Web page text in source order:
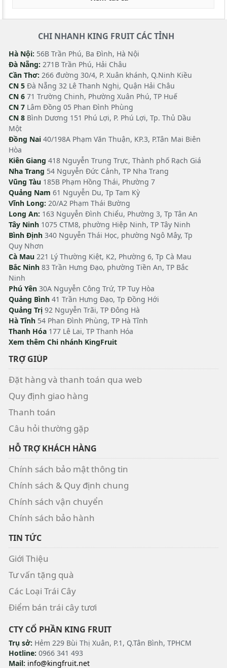
CHI NHANH KING FRUIT CÁC TỈNH
Hà Nội: 56B Trần Phú, Ba Đình, Hà Nội
Đà Nẵng: 271B Trần Phú, Hải Châu
Cần Thơ: 266 đường 30/4, P. Xuân khánh, Q.Ninh Kiều
CN 5 Đà Nẵng 32 Lê Thanh Nghị, Quận Hải Châu
CN 6 71 Trường Chinh, Phường Xuân Phú, TP Huế
CN 7 Lâm Đồng 05 Phan Đình Phùng
CN 8 Bình Dương 151 Phú Lợi, P. Phú Lợi, Tp. Thủ Dầu
Một
Đồng Nai 40/198A Phạm Văn Thuận, KP.3, P.Tân Mai Biên
Hòa
Kiên Giang 418 Nguyễn Trung Trực, Thành phố Rạch Giá
Nha Trang 54 Nguyễn Đức Cảnh, TP Nha Trang
Vũng Tàu 185B Phạm Hồng Thái, Phường 7
Quảng Nam 61 Nguyễn Du, Tp Tam Kỳ
Vĩnh Long: 20/A2 Phạm Thái Bường
Long An: 163 Nguyễn Đình Chiểu, Phường 3, Tp Tân An
Tây Ninh 1075 CTM8, phường Hiệp Ninh, TP Tây Ninh
Bình Định 340 Nguyễn Thái Học, phường Ngô Mây, Tp
Quy Nhơn
Cà Mau 221 Lý Thường Kiệt, K2, Phường 6, Tp Cà Mau
Bắc Ninh 83 Trần Hưng Đạo, phường Tiền An, TP Bắc
Ninh
Phú Yên 30A Nguyễn Công Trứ, TP Tuy Hòa
Quảng Bình 41 Trần Hưng Đạo, Tp Đồng Hới
Quảng Trị 92 Nguyễn Trãi, TP Đông Hà
Hà Tĩnh 54 Phan Đình Phùng, TP Hà Tĩnh
Thanh Hóa 177 Lê Lai, TP Thanh Hóa
Xem thêm Chi nhánh KingFruit
TRỢ GIÚP
Đặt hàng và thanh toán qua web
Quy định giao hàng
Thanh toán
Câu hỏi thường gặp
HỖ TRỢ KHÁCH HÀNG
Chính sách bảo mật thông tin
Chính sách & Quy định chung
Chính sách vận chuyển
Chính sách bảo hành
TIN TỨC
Giới Thiệu
Tư vấn tặng quà
Các Loại Trái Cây
Điểm bán trái cây tươi
CTY CỔ PHẦN KING FRUIT
Trụ sở: Hẻm 229 Bùi Thị Xuân, P.1, Q.Tân Bình, TPHCM
Hotline: 0966 341 493
Mail: info@kingfruit.net